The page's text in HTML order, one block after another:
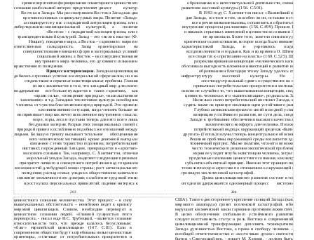
зрения перспектив формирования планетарного ценностного образованию и к интеллектуальной деятельности, связанное с
сознания наибольший интерес представляет диалог культур развитием массовой культуры (156. С.501).
Востока и Запада. Мы рассматриваем Восток и Запад как два В 1993 году С. Хантингтон писал: «Важнейший вопрос
противоположных социокультурных мира. Понятие «Запад» для Запада, состоит в том, способен ли он, оставляя в стороне
ассоциируется у нас с парадигмой антропоцентризма, или с все прочие внешние вызовы, остановить и обратить вспять
либертарианско-конвенциональной культурой, а понятие внутренние процессы разложения» (156. С.499). Прошло 10 лет,
«Восток» - с парадигмой космоцентризма, или с и никаких серьезных изменений в ценностном сознании Запада
трансцендентальной культурой. Запад – это «воля к власти» (Ф. не произошло. Более того, заметно снизился уровень
Ницше), покорение мира, а Восток – гармония с миром и критического самосознания, которое всегда было имманентной
ответственная солидарность. Запад ориентирован на характеристикой Запада, и укрепилось ощущение
совершенствование внешних форм и материальных условий вседозволенности и гордыни. Как и во времена О. Шпенглера,
социальной жизни, а Восток – на совершенствование все сводится к «притязанию на власть» (169. С.525). Широко
внутреннего мира человека, его духовного сознания и
разрекламированная концепция «человеческого капитала»
нравственного поведения.
обосновала выгодность вложения инвестиций в развитие науки и
Процесс вестернизации.Западная цивилизация образования и благодаря этому Западу удалось создать
добилась огромных успехов в материальной сфере жизни, но она инфраструктуру массовой культуры. Но
создала также и серьезные экзистенциальные проблемы. Главная
«постиндустриальный сдвиг» осуществился на основе
из них заключается в том, что западный мир для своего
привычных потребительских приоритетов и мотиваций. И
поддержания все больше нуждается в таких гарантиях, как совсем не случайно то, что вышеназванная концепция, сводящая
«право силы», «покорение природы», «насильственное ценность человека к его «капитализации», родилась на Западе.
завоевание» и т.д. Западная техногенная культура освободила Насколько силен потребительский инстинкт Запада, можно
человека от чувства благоговения перед природой. Это привело судить также на примере эволюции идеи устойчивого развития.
к возникновению ситуации, когда человек больше не Глубоко антиконсьюмерная по своей исходной установке,
воспринимает мир как нечто исполненное внутреннего смысла; концепция устойчивого развития, по сути дела, сведена на
море, горы, леса и пустыни теперь для него всего лишь Западе к требованию обеспечения высокого качества жизни,
бездушная материя. Разрыв этих эмоциональных связей с экологического комфорта для человека. Похоже, что
природой привел к ослаблению подобных же отношений между потребительский подход к окружающей среде как «бытиюдля –
людьми. Большую тревогу вызывает тотальное обесценивание другого» (Гегель) получил теперь концептуальное обоснование.
всех человеческих мотиваций, кроме денежной выгоды и Решение проблемы окружающей среды возлагается здесь на
связанное с этим торжество гедонизма; потребительский технический прогресс. Мы же полагаем, что нет и не может быть
инстинкт, порожденный Западом, превращается в «архетип»
чисто технического решения экологической проблемы, ибо
массового сознания. Так, например, С. Хантингтон, отмечая
корни ее уходят вглубь экзистенции человека, затрагивают
моральный упадок Запада, выделяет следующие признаки:
предельные основания ценностного сознания, как например,
приоритет личного и совокупного потребления над созданием
субъектно-объектный принцип. Именно этот принцип породил
возможностей для будущей мощи страны; рост антисоциального технологическую агрессию по отношению к окружающей среде,
поведения; распад семьи; упадок в общественном капитале и грозящую экологической катастрофой.
снижение межличностного доверия; ослабление трудовой этики Драма цивилизационного развития состоит в том, что
и рост культа персональных привилегий; падение интереса к сегодня поддерживается одномерный процесс вестернизации
203 204
ценностного сознания человечества. Этот процесс – в силу
вышеуказанных обстоятельств – неизбежно ведет к кризису
мировой цивилизации. Словом, необходим переворот в
ценностном сознании людей. «Главной сущностью этого
переворота, - писал еще Н.С. Трубецкой, - является сознание
относительности того, что прежде казалось безусловным:
«благ» европейской цивилизации» (147. С.81). Если в
современном обществе будут затребованы новые ценностные
ориентиры, отличные от потребительских приоритетов и
США). Такое одностороннее укрепление позиций Запада (как
мирового авангарда) грозит вселенской катастрофой, ибо
нарушает космический закон гармонии противоположностей.
В целях обеспечения глобального устойчивого развития
следует восстановить статус и роль Востока в современной
цивилизационной трансформации: дополнить технократизм
Запада духовностью Востока, а права и свободу человека –
всеобщей ответственностью и «восточным духом» святости
бытия. «Следующий век, - пишет М. Хатами, - должен быть